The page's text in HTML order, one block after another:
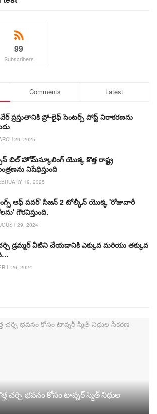
99
Subscribers
Comments Latest
ప్రస్తుతానికి ప్రో-లైఫ్ సెంటర్స్ పోస్ట్ నిరాకరణను
20, 2025
బిల్ హోమ్‌స్కూలింగ్ యొక్క కొత్త రాష్ట్ర
నిషేధిస్తుంది
19, 2025
ఆఫ్ పవర్' సీజన్ 2 టోల్కీన్ యొక్క 'రోజువారీ
గౌరవిస్తుంది.
29, 2024
డ్రమ్మర్ వీటిని చేయడానికి ఎక్కువ మరియు తక్కువ
26, 2024
చర్చి భవనం కోసం టావ్నర్ స్మిత్ నిధుల